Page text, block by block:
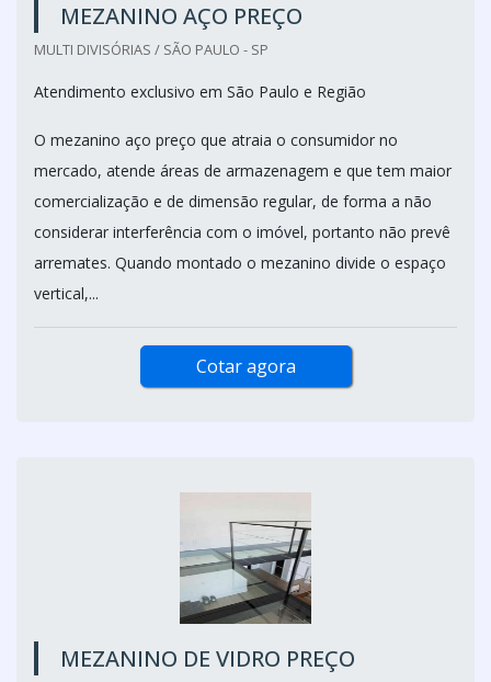
MEZANINO AÇO PREÇO
MULTI DIVISÓRIAS / SÃO PAULO - SP
Atendimento exclusivo em São Paulo e Região
O mezanino aço preço que atraia o consumidor no
mercado, atende áreas de armazenagem e que tem maior
comercialização e de dimensão regular, de forma a não
considerar interferência com o imóvel, portanto não prevê
arremates. Quando montado o mezanino divide o espaço
vertical,...
Cotar agora
MEZANINO DE VIDRO PREÇO